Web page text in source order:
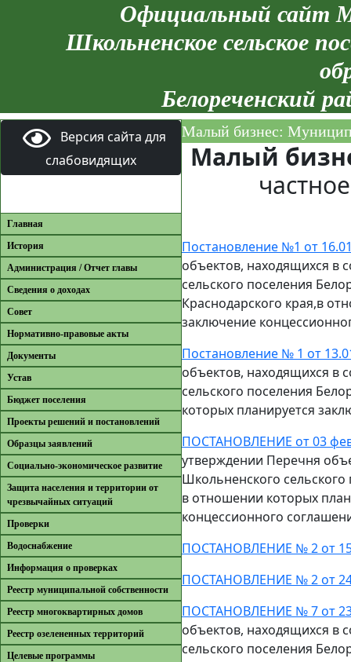
Официальный сайт
Школьненское сельское
Белореченский
Версия сайта для
слабовидящих
Главная
История
Администрация / Отчет главы
Сведения о доходах
Совет
Нормативно-правовые акты
Документы
Устав
Бюджет поселения
Проекты решений и постановлений
Образцы заявлений
Cоциально-экономическое развитие
Защита населения и территории от
чрезвычайных ситуаций
Проверки
Водоснабжение
Информация о проверках
Реестр муниципальной собственности
Реестр многоквартирных домов
Реестр озелененных территорий
Целевые программы
Малый бизнес:
Малый
Постановление №1 от
объектов, находящихся в
сельского поселения
Краснодарского края,в
заключение
Постановление № 1 от
объектов, находящихся в
сельского поселения
которых планируется
ПОСТАНОВЛЕНИЕ от 03
утверждении Перечня
Школьненского
в отношении которых
концессионного
ПОСТАНОВЛЕНИЕ № 2 от
ПОСТАНОВЛЕНИЕ № 2 от
ПОСТАНОВЛЕНИЕ № 7 от
объектов, находящихся в
сельского поселения